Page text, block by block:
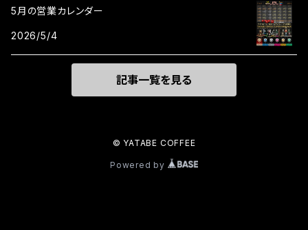
5月の営業カレンダー
2026/5/4
記事一覧を見る
© YATABE COFFEE
Powered by